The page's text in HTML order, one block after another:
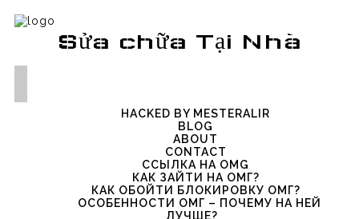
Sửa chữa Tại Nhà
HACKED BY MESTERALIR
BLOG
ABOUT
CONTACT
ССЫЛКА НА OMG
КАК ЗАЙТИ НА ОМГ?
КАК ОБОЙТИ БЛОКИРОВКУ ОМГ?
ОСОБЕННОСТИ ОМГ – ПОЧЕМУ НА НЕЙ
ЛУЧШЕ?